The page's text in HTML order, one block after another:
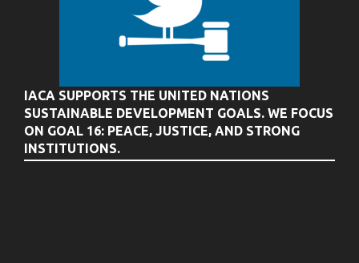
IACA SUPPORTS THE UNITED NATIONS
SUSTAINABLE DEVELOPMENT GOALS. WE FOCUS
ON GOAL 16: PEACE, JUSTICE, AND STRONG
INSTITUTIONS.